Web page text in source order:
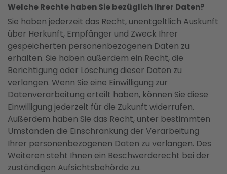
Welche Rechte haben Sie bezüglich Ihrer Daten?
Sie haben jederzeit das Recht, unentgeltlich Auskunft
über Herkunft, Empfänger und Zweck Ihrer
gespeicherten personenbezogenen Daten zu
erhalten. Sie haben außerdem ein Recht, die
Berichtigung oder Löschung dieser Daten zu
verlangen. Wenn Sie eine Einwilligung zur
Datenverarbeitung erteilt haben, können Sie diese
Einwilligung jederzeit für die Zukunft widerrufen.
Außerdem haben Sie das Recht, unter bestimmten
Umständen die Einschränkung der Verarbeitung
Ihrer personenbezogenen Daten zu verlangen. Des
Weiteren steht Ihnen ein Beschwerderecht bei der
zuständigen Aufsichtsbehörde zu.